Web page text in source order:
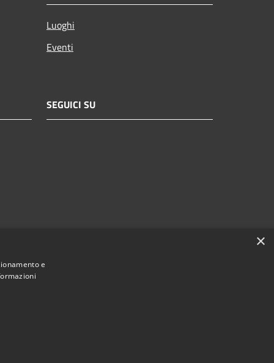
Luoghi
Eventi
SEGUICI SU
×
e